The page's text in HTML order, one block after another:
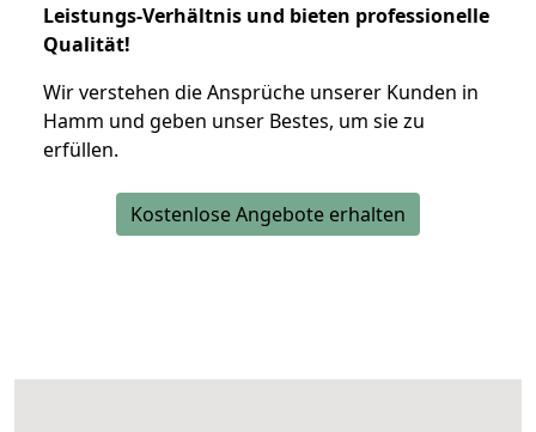
Leistungs-Verhältnis und bieten professionelle
Qualität!
Wir verstehen die Ansprüche unserer Kunden in
Hamm und geben unser Bestes, um sie zu
erfüllen.
Kostenlose Angebote erhalten